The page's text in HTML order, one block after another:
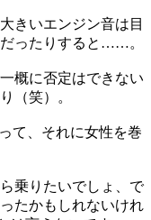
きいエンジン音は目
ったりすると……。
概に否定はできない
（笑）。
て、それに女性を巻
乗りたいでしょ、で
たかもしれないけれ